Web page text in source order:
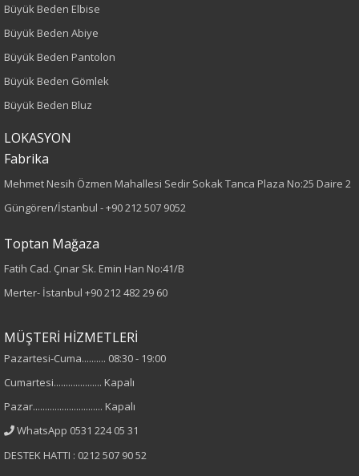
Büyük Beden
110
Dokuma
Desen
Kumaş
Yaka Tipi
V Yaka
Cinsiyet
Kadın
Büyük Beden Elbise
Büyük Beden Abiye
Büyük Beden Pantolon
Büyük Beden Gömlek
Büyük Beden Bluz
LOKASYON
Fabrika
Mehmet Nesih Özmen Mahallesi Sedir Sokak Tanca Plaza No:25 Daire 2
Güngören/İstanbul -+90 212 507 9052
Toptan Mağaza
Fatih Cad. Çınar Sk. Emin Han No:41/B
Merter- İstanbul +90 212 482 29 60
MÜŞTERİ HİZMETLERİ
Pazartesi-Cuma.......... 08:30 - 19:00
Cumartesi.................... Kapalı
Pazar............................. Kapalı
WhatsApp 0531 224 05 31
DESTEK HATTI : 0212 507 90 52